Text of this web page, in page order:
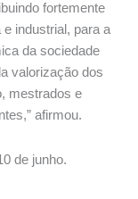
fortemente
industrial, para a
da sociedade
valorização dos
mestrados e
afirmou.
de junho.